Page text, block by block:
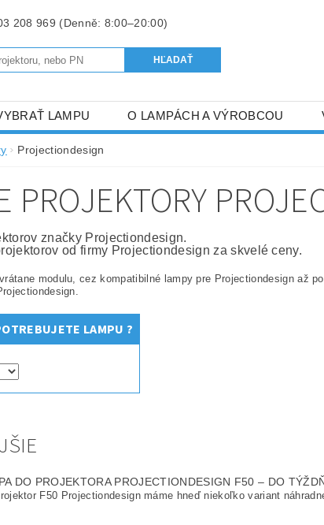
208 969
LAMPU O LAMPÁCH A VÝROBCOU
Projectiondesign
PROJEKTORY
značky Projectiondesign.
od firmy Projectiondesign za skvelé ceny.
modulu, cez kompatibilné lampy pre Projectiondesign až
LAMPU ?
DO PROJEKTORA PROJECTIONDESIGN F50– DO
F50 Projectiondesign máme hneď niekoľko variant